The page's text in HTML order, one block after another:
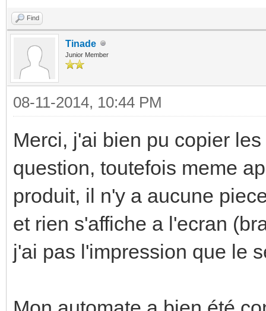
Find
Tinade
Junior Member
08-11-2014, 10:44 PM
Merci, j'ai bien pu copier
question, toutefois meme
produit, il n'y a aucune
et rien s'affiche a l'ecran
j'ai pas l'impression que le